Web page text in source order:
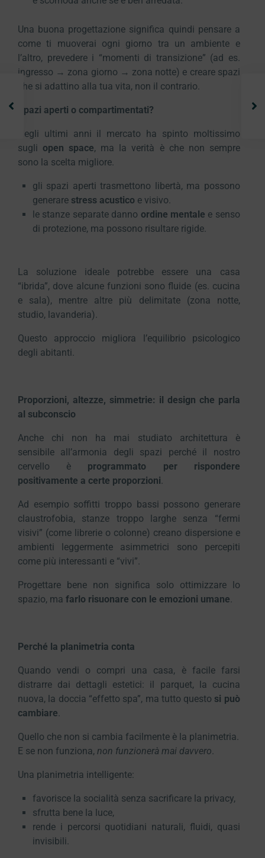
Una buona progettazione significa quindi pensare a
come ti muoverai ogni giorno tra un ambiente e
l’altro, prevedere i “momenti di transizione” (ad es.
ingresso → zona giorno → zona notte) e creare spazi
che si adattino alla tua vita, non il contrario.
Spazi aperti o compartimentati?
Negli ultimi anni il mercato ha spinto moltissimo
sugli open space, ma la verità è che non sempre
sono la scelta migliore.
gli spazi aperti trasmettono libertà, ma possono
generare stress acustico e visivo.
le stanze separate danno ordine mentale e senso
di protezione, ma possono risultare rigide.
La soluzione ideale potrebbe essere una casa
“ibrida”, dove alcune funzioni sono fluide (es. cucina
e sala), mentre altre più delimitate (zona notte,
studio, lavanderia).
Questo approccio migliora l’equilibrio psicologico
degli abitanti.
Proporzioni, altezze, simmetrie: il design che parla
al subconscio
Anche chi non ha mai studiato architettura è
sensibile all’armonia degli spazi perché il nostro
cervello è programmato per rispondere
positivamente a certe proporzioni.
Ad esempio soffitti troppo bassi possono generare
claustrofobia, stanze troppo larghe senza “fermi
visivi” (come librerie o colonne) creano dispersione e
ambienti leggermente asimmetrici sono percepiti
come più interessanti e “vivi”.
Progettare bene non significa solo ottimizzare lo
spazio, ma farlo risuonare con le emozioni umane.
Perché la planimetria conta
Quando vendi o compri una casa, è facile farsi
distrarre dai dettagli estetici: il parquet, la cucina
nuova, la doccia “effetto spa”, ma tutto questo si può
cambiare.
Quello che non si cambia facilmente è la planimetria.
E se non funziona, non funzionerà mai davvero.
Una planimetria intelligente:
favorisce la socialità senza sacrificare la privacy,
sfrutta bene la luce,
rende i percorsi quotidiani naturali, fluidi, quasi
invisibili.